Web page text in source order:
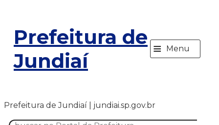
Prefeitura de
Jundiaí
≡ Menu
Prefeitura de Jundiaí | jundiai.sp.gov.br